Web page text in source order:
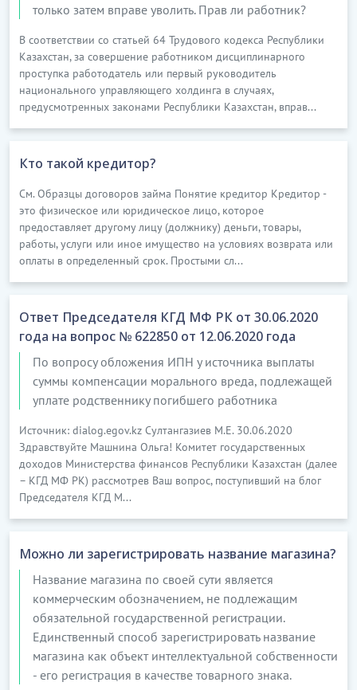
только затем вправе уволить. Прав ли работник?
В соответствии со статьей 64 Трудового кодекса Республики
Казахстан, за совершение работником дисциплинарного
проступка работодатель или первый руководитель
национального управляющего холдинга в случаях,
предусмотренных законами Республики Казахстан, вправ...
Кто такой кредитор?
См. Образцы договоров займа Понятие кредитор Кредитор -
это физическое или юридическое лицо, которое
предоставляет другому лицу (должнику) деньги, товары,
работы, услуги или иное имущество на условиях возврата или
оплаты в определенный срок. Простыми сл...
Ответ Председателя КГД МФ РК от 30.06.2020
года на вопрос № 622850 от 12.06.2020 года
По вопросу обложения ИПН у источника выплаты
суммы компенсации морального вреда, подлежащей
уплате родственнику погибшего работника
Источник: dialog.egov.kz Султангазиев М.Е. 30.06.2020
Здравствуйте Машнина Ольга! Комитет государственных
доходов Министерства финансов Республики Казахстан (далее
– КГД МФ РК) рассмотрев Ваш вопрос, поступивший на блог
Председателя КГД М...
Можно ли зарегистрировать название магазина?
Название магазина по своей сути является
коммерческим обозначением, не подлежащим
обязательной государственной регистрации.
Единственный способ зарегистрировать название
магазина как объект интеллектуальной собственности
- его регистрация в качестве товарного знака.